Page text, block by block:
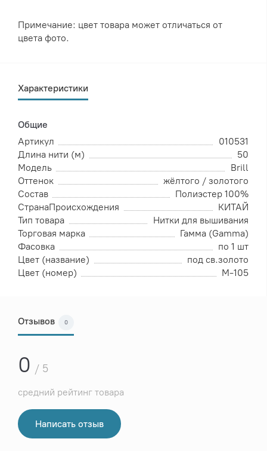
Примечание: цвет товара может отличаться от
цвета фото.
Характеристики
Общие
Артикул
010531
Длина нити (м)
50
Модель
Brill
Оттенок
жёлтого / золотого
Состав
Полиэстер 100%
СтранаПроисхождения
КИТАЙ
Тип товара
Нитки для вышивания
Торговая марка
Гамма (Gamma)
Фасовка
по 1 шт
Цвет (название)
под св.золото
Цвет (номер)
М-105
Отзывов 0
0 / 5
средний рейтинг товара
Написать отзыв